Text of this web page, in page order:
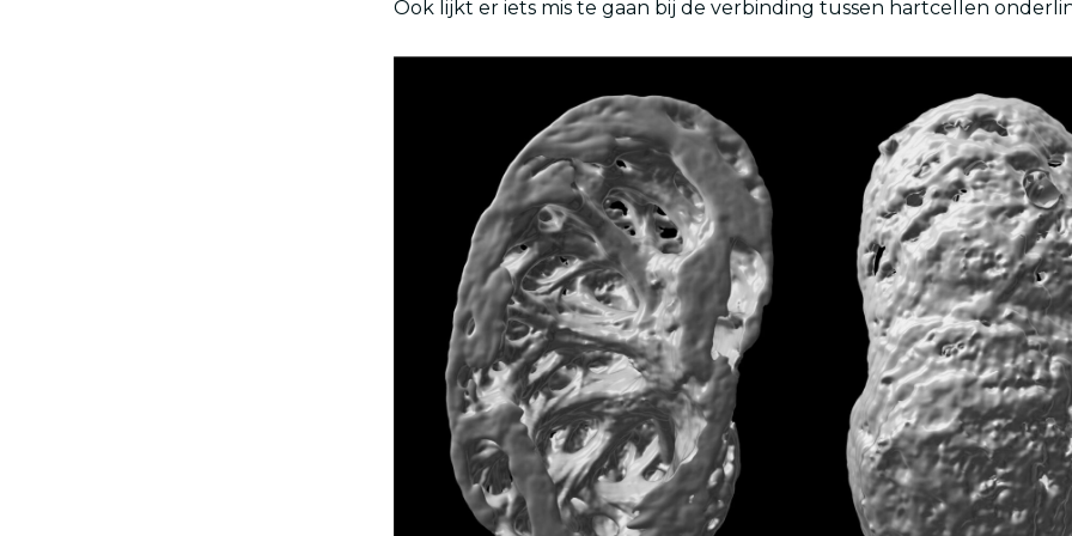
Ook lijkt er iets mis te gaan bij de verbinding tussen hartcellen